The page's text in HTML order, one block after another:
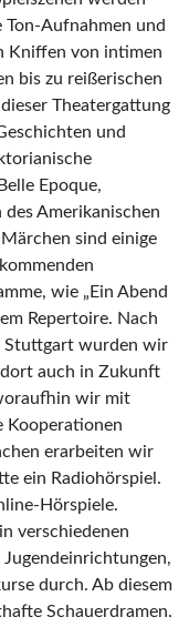
Aufnahmen und
Kniffen von intimen
bis zu reißerischen
Theatergattung
und
Epoque,
Amerikanischen
sind einige
wie „Ein Abend
Repertoire. Nach
Stuttgart wurden wir
auch in Zukunft
wir mit
Kooperationen
erarbeiten wir
ein Radiohörspiel.
Hörspiele.
verschiedenen
durch. Ab diesem
Schauerdramen.